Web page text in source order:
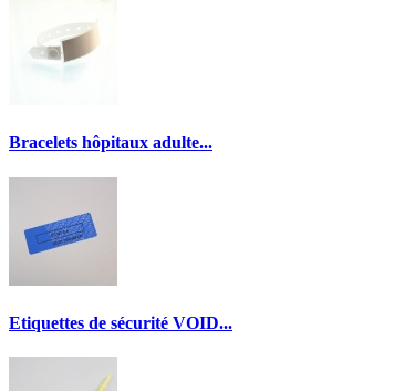
Bracelets hôpitaux adulte...
Etiquettes de sécurité VOID...